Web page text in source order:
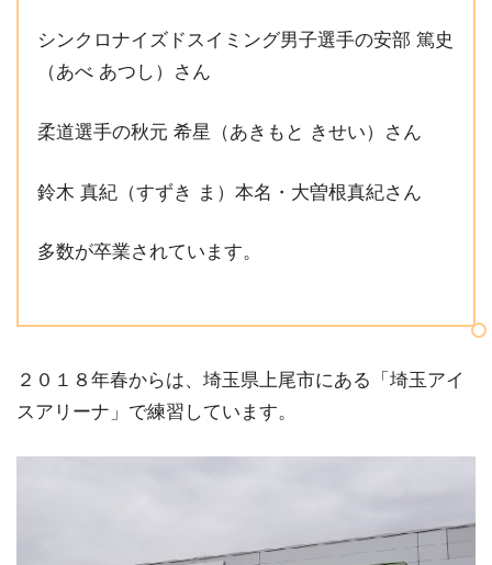
シンクロナイズドスイミング男子選手の安部 篤史
（あべ あつし）さん
柔道選手の秋元 希星（あきもと きせい）さん
鈴木 真紀（すずき ま）本名・大曽根真紀さん
多数が卒業されています。
２０１８年春からは、埼玉県上尾市にある「埼玉アイ
スアリーナ」で練習しています。